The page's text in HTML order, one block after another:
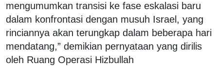
mengumumkan transisi ke fase eskalasi baru
dalam konfrontasi dengan musuh Israel, yang
rinciannya akan terungkap dalam beberapa hari
mendatang,” demikian pernyataan yang dirilis
oleh Ruang Operasi Hizbullah